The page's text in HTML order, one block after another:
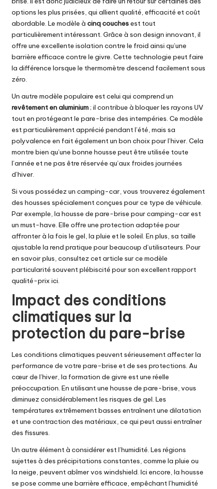
options les plus prisées, qui allient qualité, efficacité et coût
abordable. Le modèle à cinq couchesest tout
particulièrement intéressant. Grâce à son design innovant, il
offre une excellente isolation contre le froid ainsi qu’une
barrière efficace contre le givre. Cette technologie peut faire
la différence lorsque le thermomètre descend facilement sous
zéro.
Un autre modèle populaire est celui qui comprend un
revêtement en aluminium; il contribue à bloquer les rayons UV
tout en protégeant le pare-brise des intempéries. Ce modèle
est particulièrement apprécié pendant l’été, mais sa
polyvalence en fait également un bon choix pour l’hiver. Cela
montre bien qu’une bonne housse peut être utilisée toute
l’année et ne pas être réservée qu’aux froides journées
d’hiver.
Si vous possédez un camping-car, vous trouverez également
des housses spécialement conçues pour ce type de véhicule.
Par exemple, la housse de pare-brise pour camping-car est
un must-have. Elle offre une protection adaptée pour
affronter à la fois le gel, la pluie et le soleil. En plus, sa taille
ajustable la rend pratique pour beaucoup d’utilisateurs. Pour
en savoir plus, consultez cet article sur ce modèle
particularité souvent plébiscité pour son excellent rapport
qualité-prix ici.
Impact des conditions
climatiques sur la
protection du pare-brise
Les conditions climatiques peuvent sérieusement affecter la
performance de votre pare-brise et de ses protections. Au
cœur de l’hiver, la formation de givre est une réelle
préoccupation. En utilisant une housse de pare-brise, vous
diminuez considérablement les risques de gel. Les
températures extrêmement basses entraînent une dilatation
et une contraction des matériaux, ce qui peut aussi entraîner
des fissures.
Un autre élément à considérer est l’humidité. Les régions
sujettes à des précipitations constantes, comme la pluie ou
la neige, peuvent abîmer vos windshield. Ici encore, la housse
se pose comme une barrière efficace, empêchant l’humidité